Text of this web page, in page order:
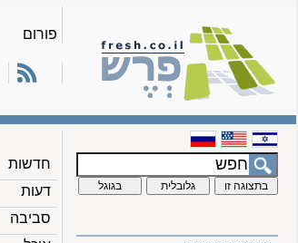
פורום
חדשות
דעות
סביבה